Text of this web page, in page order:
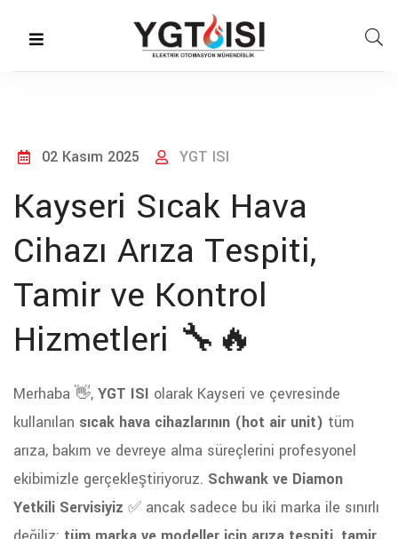
02 Kasım 2025 YGT ISI
Kayseri Sıcak Hava
Cihazı Arıza Tespiti,
Tamir ve Kontrol
Hizmetleri 🔧🔥
Merhaba 👋, YGT ISI olarak Kayseri ve çevresinde
kullanılan sıcak hava cihazlarının (hot air unit) tüm
arıza, bakım ve devreye alma süreçlerini profesyonel
ekibimizle gerçekleştiriyoruz. Schwank ve Diamon
Yetkili Servisiyiz ✅ ancak sadece bu iki marka ile sınırlı